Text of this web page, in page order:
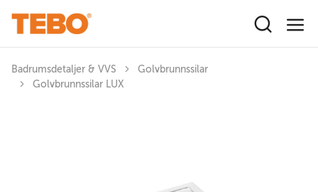
Badrumsdetaljer & VVS
Golvbrunnssilar
Golvbrunnssilar LUX